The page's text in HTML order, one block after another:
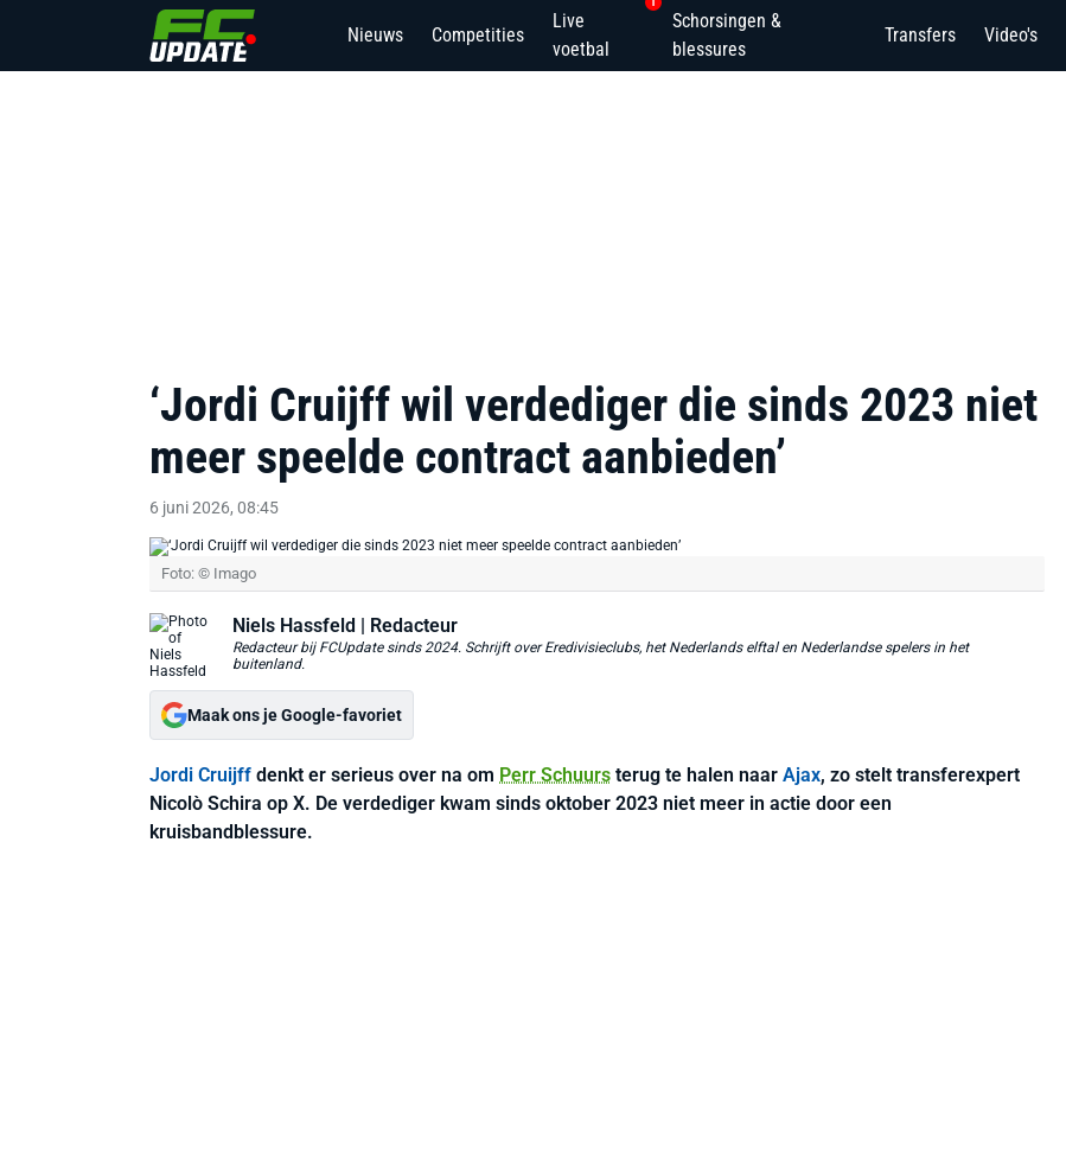
Nieuws Competities
Live
voetbal
Schorsingen &
blessures
Transfers Video's
‘Jordi Cruijff wil verdediger die sinds 2023 niet
meer speelde contract aanbieden’
6 juni 2026, 08:45
Foto: © Imago
Niels Hassfeld | Redacteur
Redacteur bij FCUpdate sinds 2024. Schrijft over Eredivisieclubs, het Nederlands elftal en Nederlandse spelers in het
buitenland.
Maak ons je Google-favoriet
Jordi Cruijff denkt er serieus over na om Perr Schuurs terug te halen naar Ajax, zo stelt transferexpert
Nicolò Schira op X. De verdediger kwam sinds oktober 2023 niet meer in actie door een
kruisbandblessure.